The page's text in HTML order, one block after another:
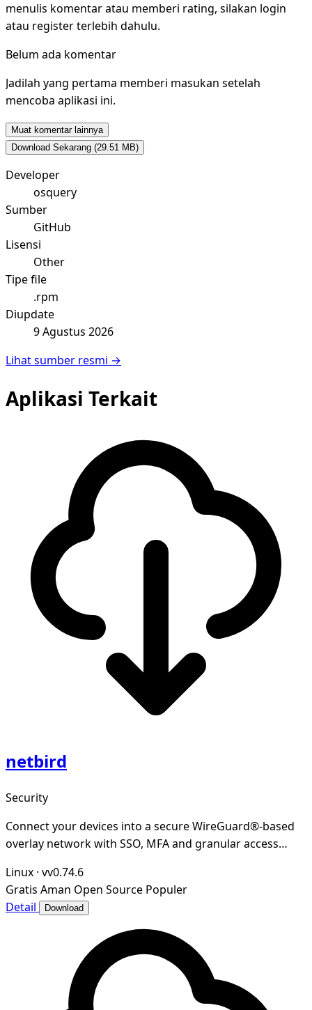
menulis komentar atau memberi rating, silakan login
atau register terlebih dahulu.
Belum ada komentar
Jadilah yang pertama memberi masukan setelah
mencoba aplikasi ini.
Muat komentar lainnya
Download Sekarang (29.51 MB)
Developer
osquery
Sumber
GitHub
Lisensi
Other
Tipe file
.rpm
Diupdate
9 Agustus 2026
Lihat sumber resmi →
Aplikasi Terkait
netbird
Security
Connect your devices into a secure WireGuard®-based
overlay network with SSO, MFA and granular access
Linux · vv0.74.6
Gratis Aman Open Source Populer
Detail
Download